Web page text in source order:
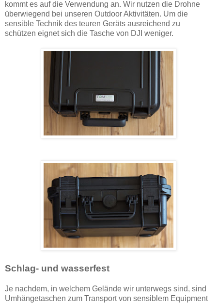
kommt es auf die Verwendung an. Wir nutzen die Drohne
überwiegend bei unseren Outdoor Aktivitäten. Um die
sensible Technik des teuren Geräts ausreichend zu
schützen eignet sich die Tasche von DJI weniger.
Schlag- und wasserfest
Je nachdem, in welchem Gelände wir unterwegs sind, sind
Umhängetaschen zum Transport von sensiblem Equipment